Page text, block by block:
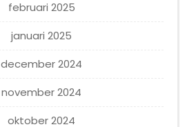
februari 2025
januari 2025
december 2024
november 2024
oktober 2024